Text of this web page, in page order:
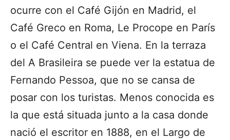
ocurre con el Café Gijón en Madrid, el
Café Greco en Roma, Le Procope en París
o el Café Central en Viena. En la terraza
del A Brasileira se puede ver la estatua de
Fernando Pessoa, que no se cansa de
posar con los turistas. Menos conocida es
la que está situada junto a la casa donde
nació el escritor en 1888, en el Largo de